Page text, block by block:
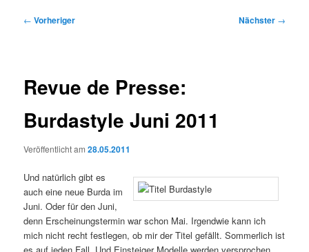
Beitragsnavigation
← Vorheriger Nächster →
Revue de Presse:
Burdastyle Juni 2011
Veröffentlicht am28.05.2011
Und natürlich gibt es
auch eine neue Burda im
Juni. Oder für den Juni,
denn Erscheinungstermin war schon Mai. Irgendwie kann ich
mich nicht recht festlegen, ob mir der Titel gefällt. Sommerlich ist